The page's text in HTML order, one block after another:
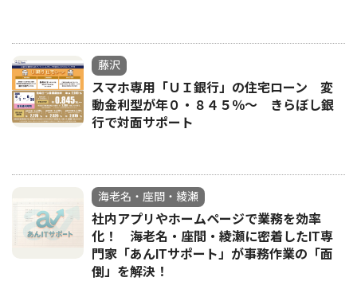
藤沢
スマホ専用「ＵＩ銀行」の住宅ローン 変
動金利型が年０・８４５％〜 きらぼし銀
行で対面サポート
海老名・座間・綾瀬
社内アプリやホームページで業務を効率
化！ 海老名・座間・綾瀬に密着したIT専
門家「あんITサポート」が事務作業の「面
倒」を解決！